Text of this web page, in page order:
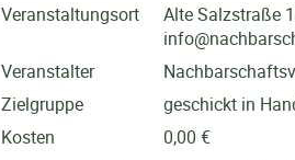
Veranstaltungsort
Alte Salzstraße
Veranstalter
Zielgruppe
geschickt in
Kosten
0,00 €